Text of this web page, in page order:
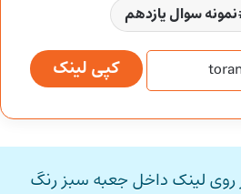
نمونه سوال یازدهم
کپی لینک
روی لینک داخل جعبه سبز رنگ